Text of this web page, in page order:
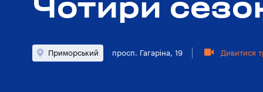
Чотири
Приморський просп. Гагаріна, 19 Дивитися